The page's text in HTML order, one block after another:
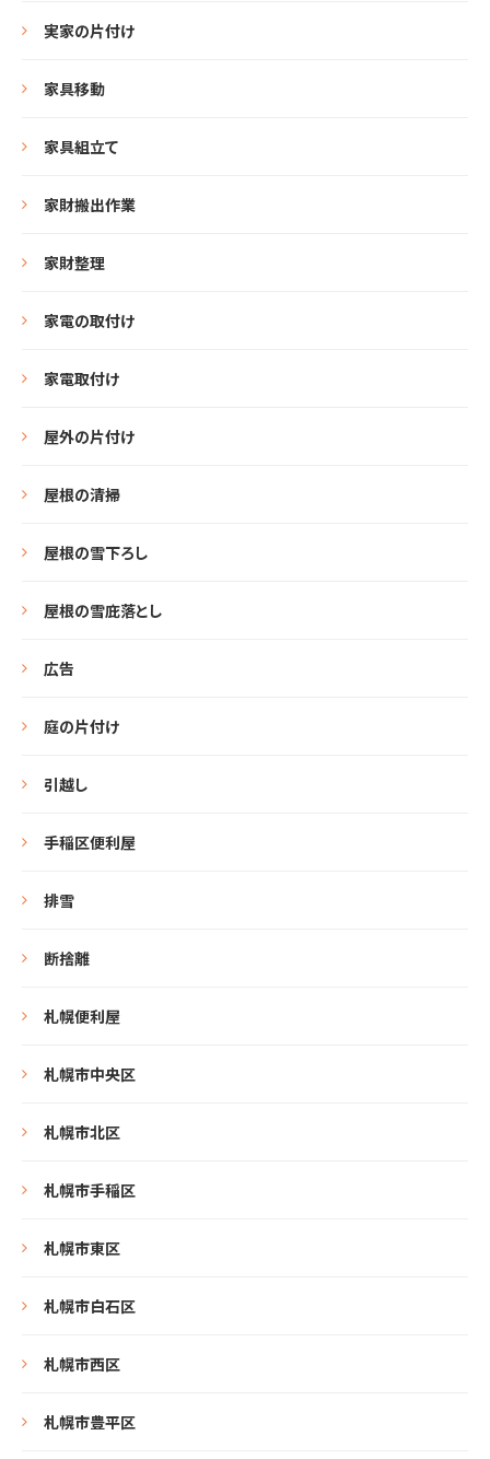
実家の片付け
家具移動
家具組立て
家財搬出作業
家財整理
家電の取付け
家電取付け
屋外の片付け
屋根の清掃
屋根の雪下ろし
屋根の雪庇落とし
広告
庭の片付け
引越し
手稲区便利屋
排雪
断捨離
札幌便利屋
札幌市中央区
札幌市北区
札幌市手稲区
札幌市東区
札幌市白石区
札幌市西区
札幌市豊平区